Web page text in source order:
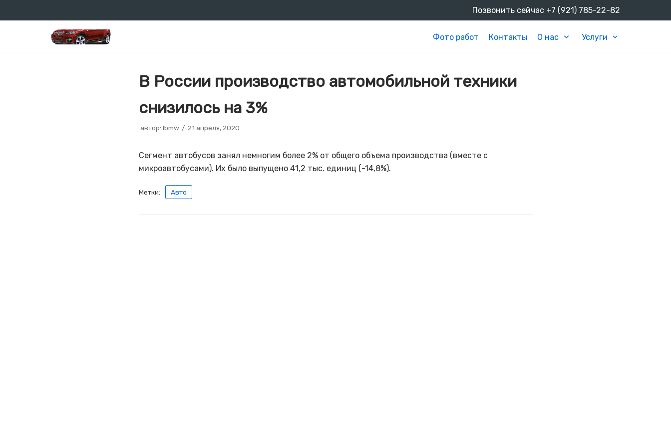
Позвонить сейчас +7 (921) 785-22-82
Фото работ Контакты О нас Услуги
В России производство автомобильной техники
снизилось на 3%
автор: lbmw 21 апреля, 2020
Сегмент автобусов занял немногим более 2% от общего объема производства (вместе с
микроавтобусами). Их было выпущено 41,2 тыс. единиц (-14,8%).
Метки: Авто